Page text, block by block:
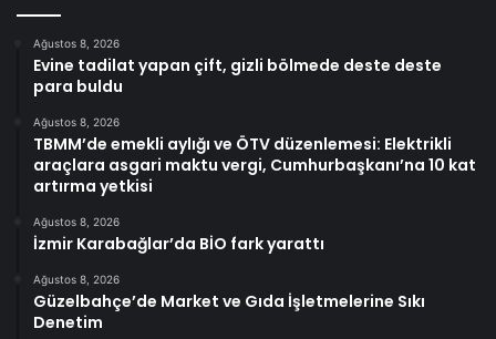
Ağustos 8, 2026
Evine tadilat yapan çift, gizli bölmede deste deste
para buldu
Ağustos 8, 2026
TBMM’de emekli aylığı ve ÖTV düzenlemesi: Elektrikli
araçlara asgari maktu vergi, Cumhurbaşkanı’na 10 kat
artırma yetkisi
Ağustos 8, 2026
İzmir Karabağlar’da BİO fark yarattı
Ağustos 8, 2026
Güzelbahçe’de Market ve Gıda İşletmelerine Sıkı
Denetim